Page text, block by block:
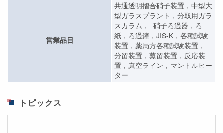
営業品目
共通透明摺合硝子装置，中型大
型ガラスプラント，分取用ガラ
スカラム， 硝子ろ過器，ろ
紙，ろ過鐘，JIS-K，各種試験
装置，薬局方各種試験装置，
分留装置，蒸留装置，反応装
置，真空ライン，マントルヒー
ター
トピックス